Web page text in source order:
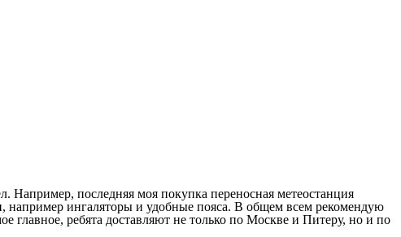
Например, последняя моя покупка переносная метеостанция
например ингаляторы и удобные пояса. В общем всем рекомендую
главное, ребята доставляют не только по Москве и Питеру, но и по